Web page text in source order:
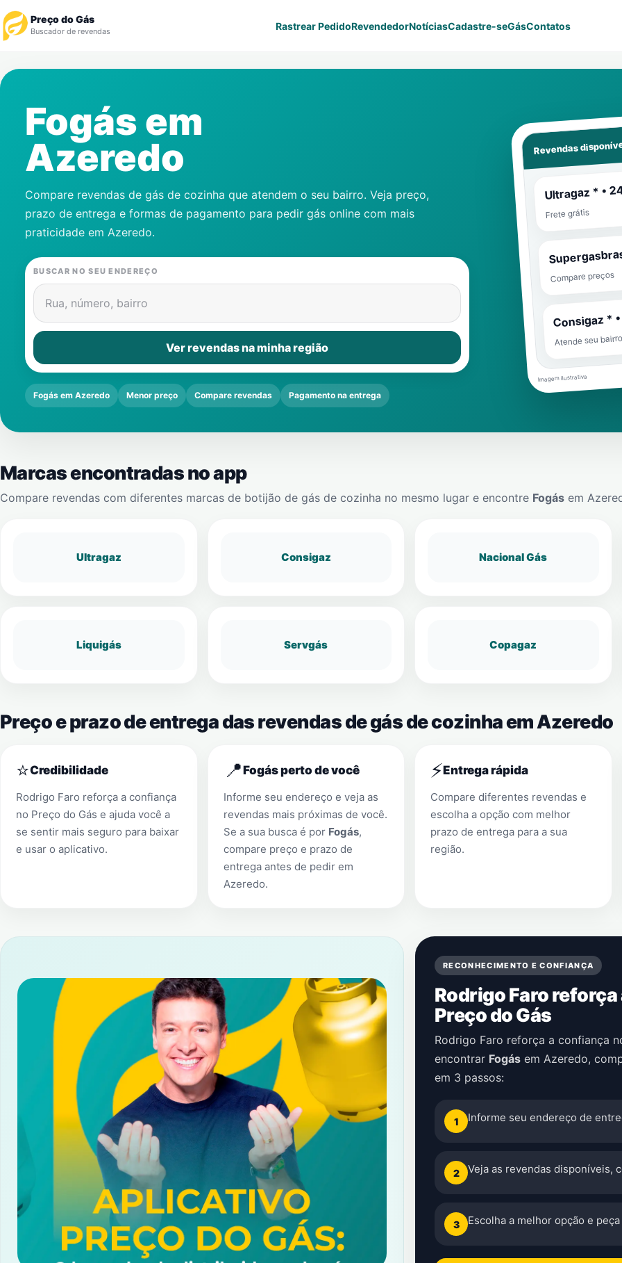
Preço do Gás
Buscador de revendas Rastrear PedidoRevendedorNotíciasCadastre-seGásContatos
Revendedor
Notícias
Gás
Contatos
Fogás em
Azeredo
Compare revendas de gás de cozinha que atendem o seu bairro. Veja preço,
prazo de entrega e formas de pagamento para pedir gás online com mais
praticidade em Azeredo.
BUSCAR NO SEU ENDEREÇO
Rua, número, bairro
Ver revendas na minha região
Fogás em Azeredo Menor preço Compare revendas Pagamento na entrega
Revendas
Ultragaz * •
Frete grátis
Compare preços
Consigaz *
Atende seu
Imagem ilustrativa
Marcas encontradas no app
Compare revendas com diferentes marcas de botijão de gás de cozinha no mesmo lugar e encontre Fogás em
Ultragaz Consigaz Nacional Gás
Liquigás Servgás Copagaz
Preço e prazo de entrega das revendas de gás de cozinha em Azeredo
⭐Credibilidade
Rodrigo Faro reforça a confiança
no Preço do Gás e ajuda você a
se sentir mais seguro para baixar
e usar o aplicativo.
📍Fogás perto de você
Informe seu endereço e veja as
revendas mais próximas de você.
Se a sua busca é por Fogás,
compare preço e prazo de
entrega antes de pedir em
Azeredo.
⚡Entrega rápida
Compare diferentes revendas e
escolha a opção com melhor
prazo de entrega para a sua
região.
RECONHECIMENTO E CONFIANÇA
Rodrigo Faro
Preço do Gás
Rodrigo Faro reforça a confiança
encontrar Fogás em Azeredo,
em 3 passos:
1 Informe seu endereço de
2 Veja as revendas disponíveis,
3 Escolha a melhor opção e